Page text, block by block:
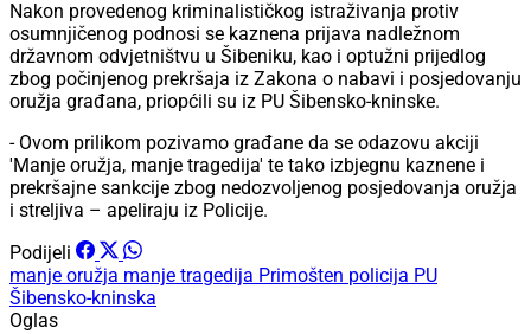
Nakon provedenog kriminalističkog istraživanja protiv
osumnjičenog podnosi se kaznena prijava nadležnom
državnom odvjetništvu u Šibeniku, kao i optužni prijedlog
zbog počinjenog prekršaja iz Zakona o nabavi i posjedovanju
oružja građana, priopćili su iz PU Šibensko-kninske.
- Ovom prilikom pozivamo građane da se odazovu akciji
'Manje oružja, manje tragedija' te tako izbjegnu kaznene i
prekršajne sankcije zbog nedozvoljenog posjedovanja oružja
i streljiva – apeliraju iz Policije.
Podijeli
manje oružja manje tragedija Primošten policija PU
Šibensko-kninska
Oglas